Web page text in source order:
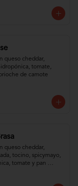
queso cheddar,
tomate,
de camote
queso cheddar,
tocino, spicymayo,
tomate y pan